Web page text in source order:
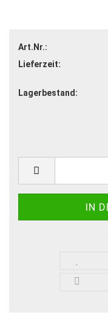
Art.Nr.:
Lieferzeit:
Lagerbestand: